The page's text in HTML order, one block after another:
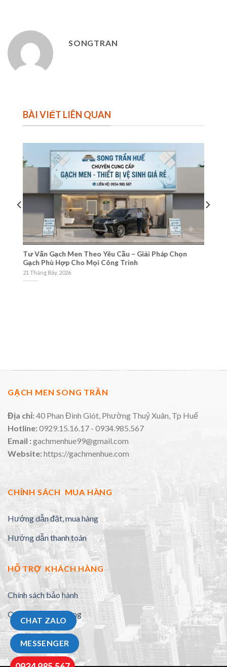
SONGTRAN
BÀI VIẾT LIÊN QUAN
Tư Vấn Gạch Men Theo Yêu Cầu – Giải Pháp Chọn
Gạch Phù Hợp Cho Mọi Công Trình
21 Tháng Bảy, 2026
GẠCH MEN SONG TRẦN
Địa chỉ:40 Phan Đình Giót, Phường Thuỷ Xuân, Tp Huế
Hotline:0929.15.16.17 - 0934.985.567
Email : gachmenhue99@gmail.com
Website:https://gachmenhue.com
CHÍNH SÁCH MUA HÀNG
Hướng dẫn đặt, mua hàng
Hướng dẫn thanh toán
HỖ TRỢ KHÁCH HÀNG
Chính sách bảo hành
Quy định đổi trả hàng
CHAT ZALO
MESSENGER